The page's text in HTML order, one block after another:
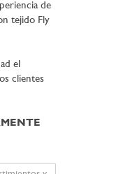
de
tejido Fly
el
clientes